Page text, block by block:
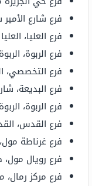
فرع شارع
فرع العليا،
فرع الربوة،
فرع التخصصي،
فرع البديعة،
فرع الربوة،
فرع القدس، القدس
فرع غرناطة مول، مخرج 9 مركز
فرع رويال
فرع مركز رمال، مخرج 17 مركز